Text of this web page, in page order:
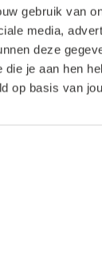
gebruik van
media,
deze
die je aan hen
op basis van
handig! Let
u in uw
uw